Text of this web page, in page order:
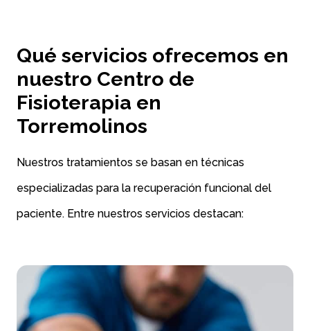
Qué servicios ofrecemos en
nuestro Centro de
Fisioterapia en
Torremolinos
Nuestros tratamientos se basan en técnicas
especializadas para la recuperación funcional del
paciente. Entre nuestros servicios destacan: